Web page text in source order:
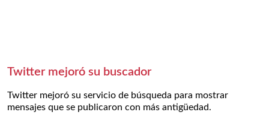
Twitter mejoró su buscador
Twitter mejoró su servicio de búsqueda para mostrar
mensajes que se publicaron con más antigüedad.